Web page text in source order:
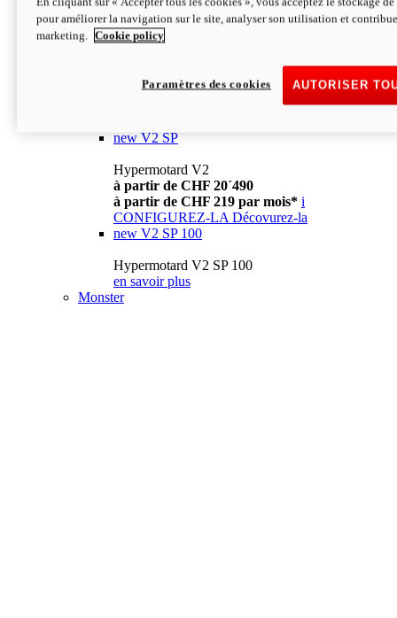
à partir de CHF 13´990 i
CONFIGUREZ-LA Décovurez-la
newV2
à partir de CHF 15´990
à partir de CHF 169 par mois* i
new V2 SP
Hypermotard V2
à partir de CHF 20´490
à partir de CHF 219 par mois* i
CONFIGUREZ-LA Décovurez-la
new V2 SP 100
Hypermotard V2 SP 100
en savoir plus
Monster
pour améliorer la navigation sur le site, analyser son utilisation et
marketing.
Cookie policy
AUTORISER
Paramètres des cookies